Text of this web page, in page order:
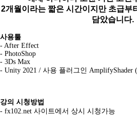
2개월이라는 짧은 시간이지만 초급부
담았습니다.
사용툴
- After Effect
- PhotoShop
- 3Ds Max
- Unity 2021 / 사용 플러그인 AmplifyShader
강의 시청방법
- fx102.net 사이트에서 상시 시청가능